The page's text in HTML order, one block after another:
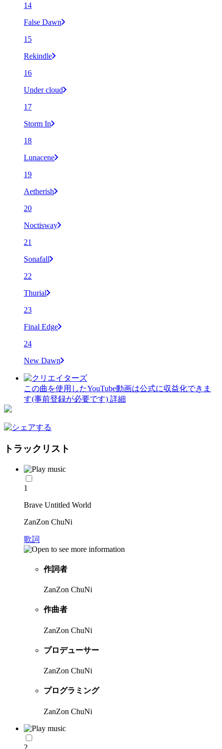
14
False Dawn
15
Rekindle
16
Under cloud
17
Storm In
18
Lunacene
19
Aetherish
20
Noctisway
21
Sonafall
22
Thurial
23
Final Edge
24
New Dawn
この曲を使用したYouTube動画は公式に収益化できま
す(事前登録が必要です) 詳細
トラックリスト
1
Brave Untitled World
ZanZon ChuNi
歌詞
作詞者
ZanZon ChuNi
作曲者
ZanZon ChuNi
プロデューサー
ZanZon ChuNi
プログラミング
ZanZon ChuNi
2